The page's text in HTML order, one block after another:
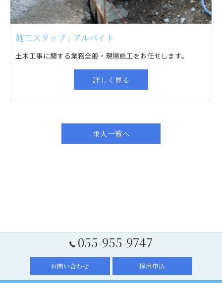
施工スタッフ / アルバイト
土木工事に関する業務全般・現場施工をお任せします。
詳しく見る
求人一覧へ
055-955-9747
お問い合わせ 採用申込